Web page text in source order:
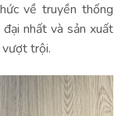
về truyền thống
nhất và sản xuất
trội.